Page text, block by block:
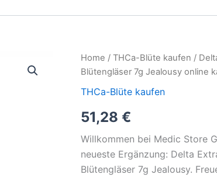
Home / THCa-Blüte kaufen /
Blütengläser 7g Jealousy online
THCa-Blüte kaufen
51,28 €
Willkommen bei Medic Store
neueste Ergänzung: Delta
Blütengläser 7g Jealousy.
Delta
Extrax
Diamond
Heights
THCa
Blütengläser
7g
Jealousy
online
kaufen